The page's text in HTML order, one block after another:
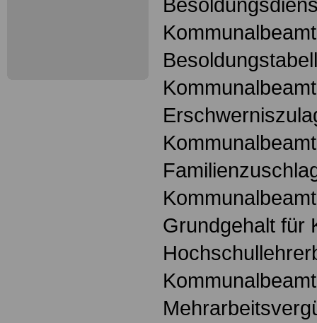
Grundgehalt für